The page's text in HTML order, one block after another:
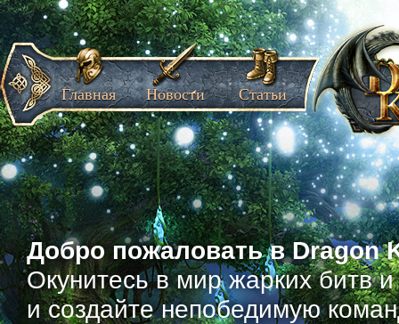
Добро пожаловать в Dragon
Окунитесь в мир жарких битв
и создайте непобедимую
Главная Новости Статьи